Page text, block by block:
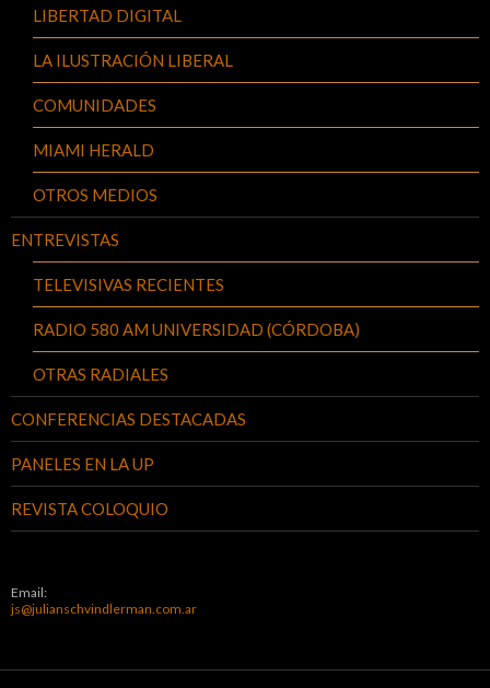
LIBERTAD DIGITAL
LA ILUSTRACIÓN LIBERAL
COMUNIDADES
MIAMI HERALD
OTROS MEDIOS
ENTREVISTAS
TELEVISIVAS RECIENTES
RADIO 580 AM UNIVERSIDAD (CÓRDOBA)
OTRAS RADIALES
CONFERENCIAS DESTACADAS
PANELES EN LA UP
REVISTA COLOQUIO
Email:
js@julianschvindlerman.com.ar